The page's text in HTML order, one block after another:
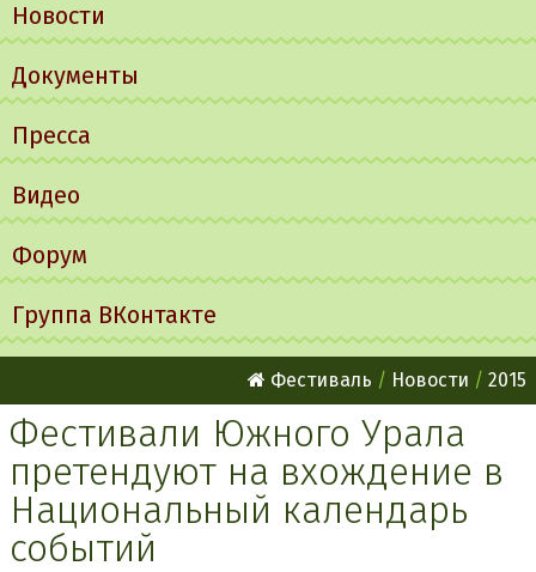
Новости
Документы
Пресса
Видео
Форум
Группа ВКонтакте
Фестиваль Новости 2015
Фестивали Южного Урала
претендуют на вхождение в
Национальный календарь
событий